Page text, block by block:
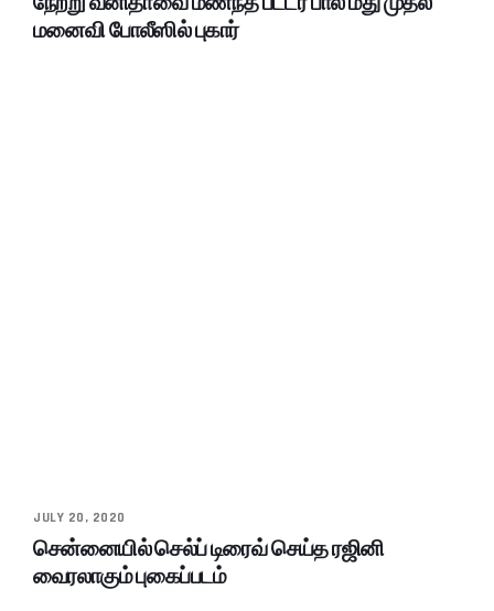
மனைவி போலீஸில் புகார்
JULY 20, 2020
சென்னையில் செல்ப் டிரைவ் செய்த ரஜினி
வைரலாகும் புகைப்படம்